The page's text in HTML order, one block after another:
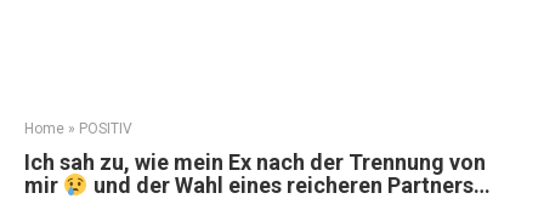
Home » POSITIV
Ich sah zu, wie mein Ex nach der Trennung von
mir
und der Wahl eines reicheren Partners…